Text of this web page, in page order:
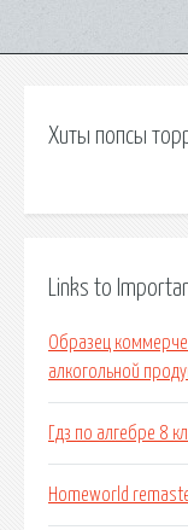
Хиты попсы
Links to
Образец
алкогольной
Гдз по алгебре 8
Homeworld